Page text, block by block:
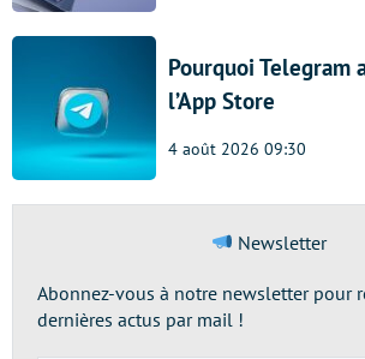
Pourquoi Telegram
l’App Store
4 août 2026 09:30
Newsletter
Abonnez-vous à notre newsletter pour
dernières actus par mail !